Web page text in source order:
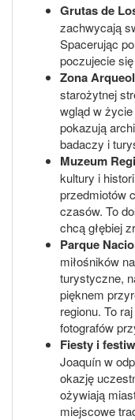
Grutas de
zachwycają
Spacerując
poczujecie
Zona
starożytnej
wgląd w
pokazują
badaczy i
Muzeum
kultury i
przedmiotów
czasów. To
chcą głębiej
Parque
miłośników
turystyczne,
pięknem
regionu. To
fotografów
Fiesty i
Joaquín w
okazję
ożywiają
miejscowe